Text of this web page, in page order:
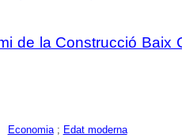
de la Construcció Baix
Economia; Edat moderna